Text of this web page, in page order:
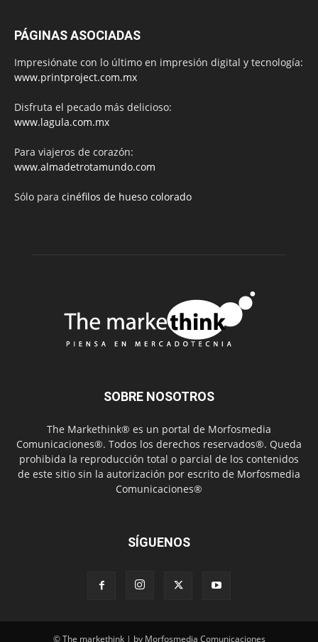
PÁGINAS ASOCIADAS
Impresiónate con lo último en impresión digital y tecnología:
www.printproject.com.mx
Disfruta el pecado más delicioso:
www.lagula.com.mx
Para viajeros de corazón:
www.almadetrotamundo.com
Sólo para cinéfilos de hueso colorado
SOBRE NOSOTROS
The Markethink® es un portal de Morfosmedia
Comunicaciones®. Todos los derechos reservados®. Queda
prohibida la reproducción total o parcial de los contenidos
de este sitio sin la autorización por escrito de Morfosmedia
Comunicaciones®
SÍGUENOS
© The markethink | by Morfosmedia Comunicaciones